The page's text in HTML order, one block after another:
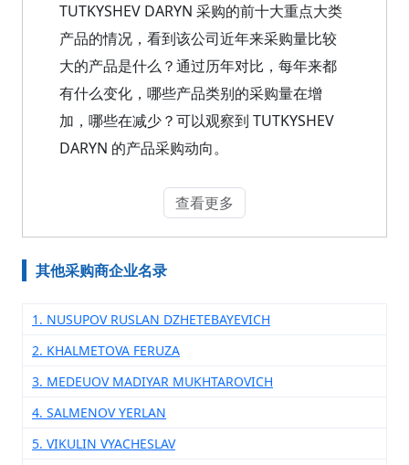
TUTKYSHEV DARYN 采购的前十大重点大类
产品的情况，看到该公司近年来采购量比较
大的产品是什么？通过历年对比，每年来都
有什么变化，哪些产品类别的采购量在增
加，哪些在减少？可以观察到 TUTKYSHEV
DARYN 的产品采购动向。
查看更多
其他采购商企业名录
1. NUSUPOV RUSLAN DZHETEBAYEVICH
2. KHALMETOVA FERUZA
3. MEDEUOV MADIYAR MUKHTAROVICH
4. SALMENOV YERLAN
5. VIKULIN VYACHESLAV